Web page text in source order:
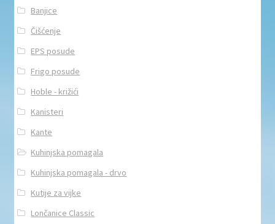
Banjice
Čišćenje
EPS posude
Frigo posude
Hoble - križići
Kanisteri
Kante
Kuhinjska pomagala
Kuhinjska pomagala - drvo
Kutije za vijke
Lončanice Classic